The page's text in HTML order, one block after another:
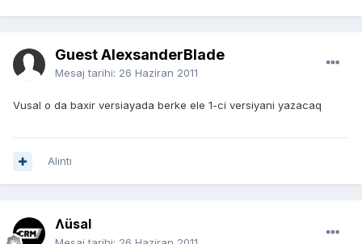
Guest AlexsanderBlade
Mesaj tarihi: 26 Haziran 2011
Vusal o da baxir versiayada berke ele 1-ci versiyani yazacaq
Alıntı
Ʌüsal